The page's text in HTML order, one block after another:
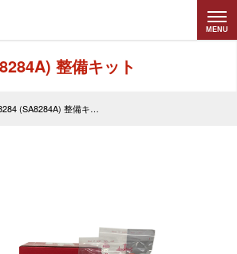
トラ
MENU
415-08284 (SA8284A) 整備キット
整備キット